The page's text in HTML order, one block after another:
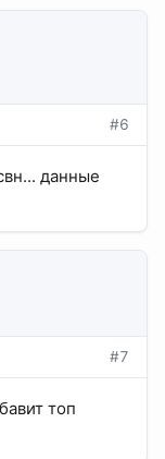
#6
данные
#7
топ